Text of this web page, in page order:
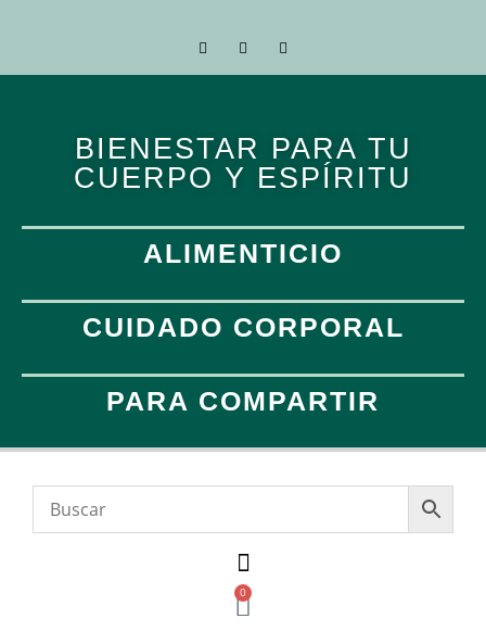
BIENESTAR PARA TU
CUERPO Y ESPÍRITU
ALIMENTICIO
CUIDADO CORPORAL
PARA COMPARTIR
0